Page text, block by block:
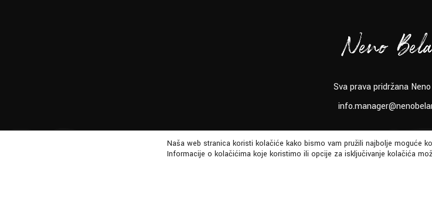
Sva prava pridržana
Naša web stranica koristi kolačiće kako bismo vam pružili najbolje moguće
Informacije o kolačićima koje koristimo ili opcije za isključivanje kolačića